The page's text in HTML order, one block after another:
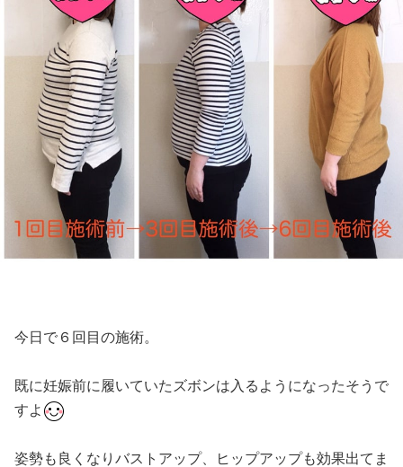
今日で６回目の施術。
既に妊娠前に履いていたズボンは入るようになったそうで
すよ
姿勢も良くなりバストアップ、ヒップアップも効果出てま